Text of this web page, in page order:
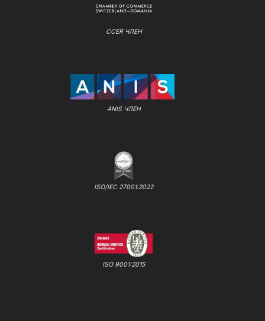
CCER ЧЛЕН
ANIS ЧЛЕН
ISO/IEC 27001:2022
ISO 9001:2015